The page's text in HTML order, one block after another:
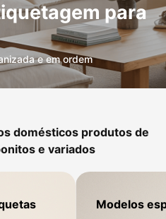
para
e em ordem
domésticos produtos de
e variados
Modelos